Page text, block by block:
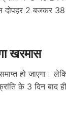
दोपहर 2 बजकर
खरमास
हो जाएगा।
के 3 दिन बाद